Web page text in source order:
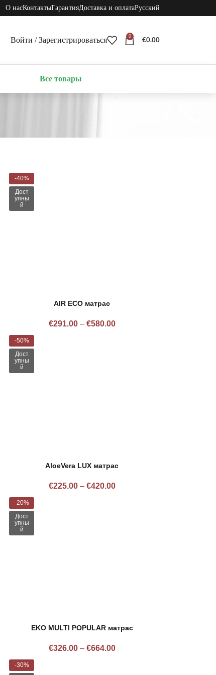
О насКонтактыГарантияДоставка и оплатаРусский
Войти / Зарегистрироваться 0
€0.00
Все товары
-40%
Дост
упны
й
AIR ECO матрас
€291.00 – €580.00
-50%
Дост
упны
й
AloeVera LUX матрас
€225.00 – €420.00
-20%
Дост
упны
й
EKO MULTI POPULAR матрас
€326.00 – €664.00
-30%